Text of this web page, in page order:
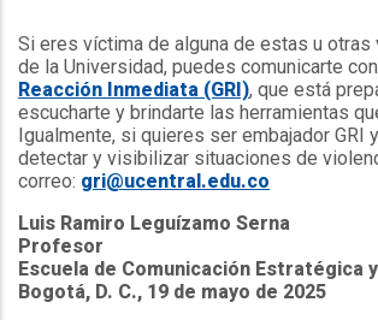
Si eres víctima de alguna de estas u
de la Universidad, puedes comunicarte con
Reacción Inmediata (GRI), que está
escucharte y brindarte las herramientas
Igualmente, si quieres ser embajador GRI
detectar y visibilizar situaciones de
correo: gri@ucentral.edu.co
Luis Ramiro Leguízamo Serna
Profesor
Escuela de Comunicación Estratégica
Bogotá, D. C., 19 de mayo de 2025